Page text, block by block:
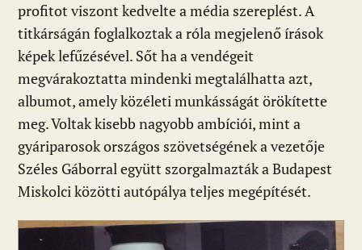
profitot viszont kedvelte a média szereplést. A
titkárságán foglalkoztak a róla megjelenő írások
képek lefűzésével. Sőt ha a vendégeit
megvárakoztatta mindenki megtalálhatta azt,
albumot, amely közéleti munkásságát örökítette
meg. Voltak kisebb nagyobb ambíciói, mint a
gyáriparosok országos szövetségének a vezetője
Széles Gáborral együtt szorgalmazták a Budapest
Miskolci közötti autópálya teljes megépítését.